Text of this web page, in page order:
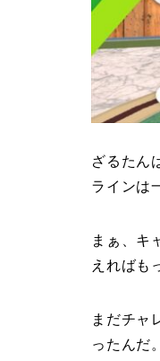
ざるたん
ラインは
まぁ、キ
えればも
まだチャ
ったんだ